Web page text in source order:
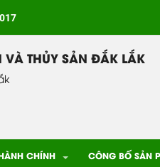
THỦY SẢN ĐẮK LẮK
CHÍNH CÔNG BỐ SẢN